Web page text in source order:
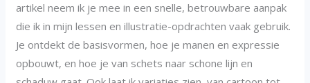
artikel neem ik je mee in een snelle, betrouwbare aanpak
die ik in mijn lessen en illustratie-opdrachten vaak gebruik.
Je ontdekt de basisvormen, hoe je manen en expressie
opbouwt, en hoe je van schets naar schone lijn en